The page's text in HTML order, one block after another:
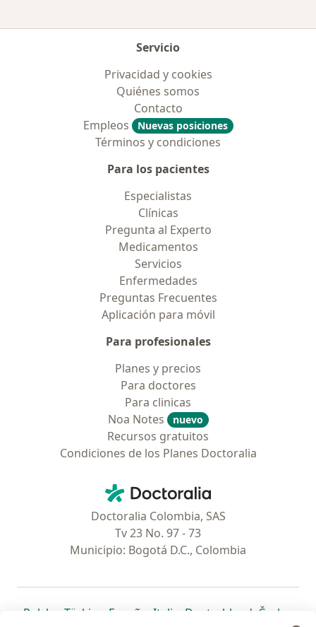
Servicio
Privacidad y cookies
Quiénes somos
Contacto
Empleos
Nuevas posiciones
Términos y condiciones
Para los pacientes
Especialistas
Clínicas
Pregunta al Experto
Medicamentos
Servicios
Enfermedades
Preguntas Frecuentes
Aplicación para móvil
Para profesionales
Planes y precios
Para doctores
Para clinicas
Noa Notes
nuevo
Recursos gratuitos
Condiciones de los Planes Doctoralia
Doctoralia - Página de inicio
Doctoralia Colombia, SAS
Tv 23 No. 97 - 73
Municipio: Bogotá D.C., Colombia
Polska se abre en una nueva pestaña
Türkiye se abre en una nueva pestaña
España se abre en una nueva pestaña
Italia se abre en una nueva
Deutschlandse abre en
Česko